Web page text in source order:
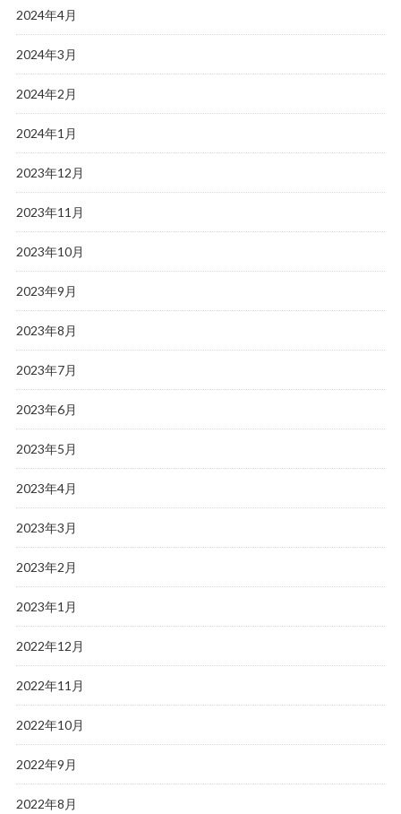
2024年4月
2024年3月
2024年2月
2024年1月
2023年12月
2023年11月
2023年10月
2023年9月
2023年8月
2023年7月
2023年6月
2023年5月
2023年4月
2023年3月
2023年2月
2023年1月
2022年12月
2022年11月
2022年10月
2022年9月
2022年8月